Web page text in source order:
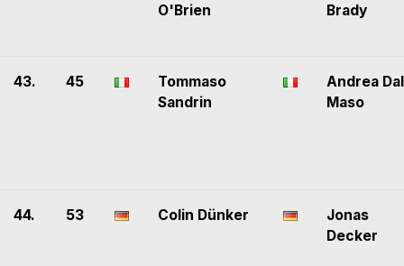
O'Brien
Brady
43. 45
Tommaso
Sandrin
Andrea Dal
Maso
44. 53 Colin Dünker
Jonas
Decker